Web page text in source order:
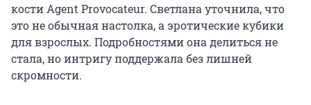
кости Agent Provocateur. Светлана уточнила, что
это не обычная настолка, а эротические кубики
для взрослых. Подробностями она делиться не
стала, но интригу поддержала без лишней
скромности.